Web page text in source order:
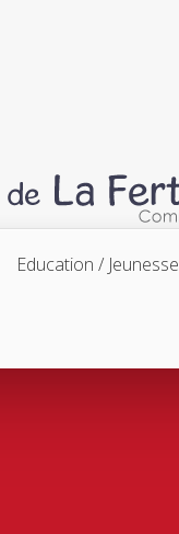
Education / Jeunesse